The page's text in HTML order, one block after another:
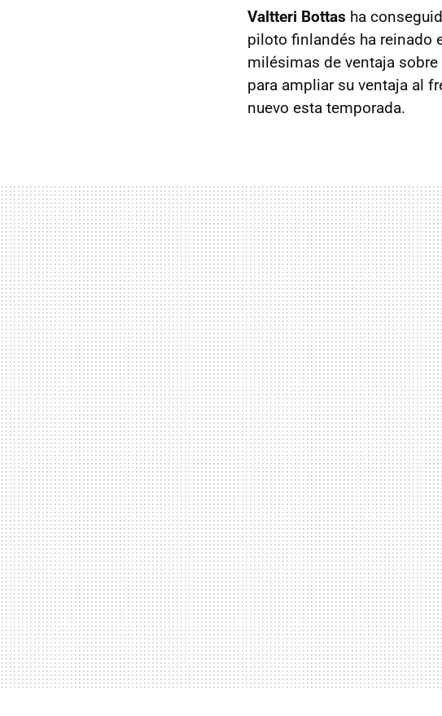
Valtteri Bottas ha
piloto finlandés ha reinado
milésimas de ventaja sobre
para ampliar su ventaja al
nuevo esta temporada.